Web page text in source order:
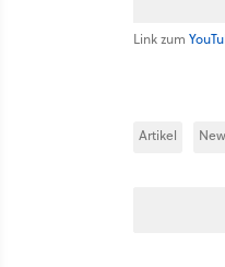
Link zum
Artikel